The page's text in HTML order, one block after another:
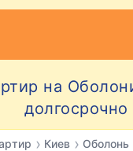
на
долгосрочно
› Киев › Оболонь